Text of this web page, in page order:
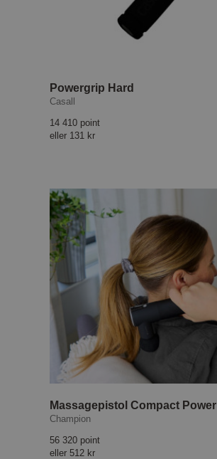
Powergrip Hard
Casall
14 410 point
eller 131 kr
Massagepistol Compact Power
Champion
56 320 point
eller 512 kr